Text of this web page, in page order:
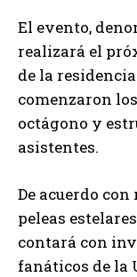
El evento,
realizará el
de la
comenzaron
octágono y
asistentes.
De acuerdo
peleas
contará con
fanáticos de la